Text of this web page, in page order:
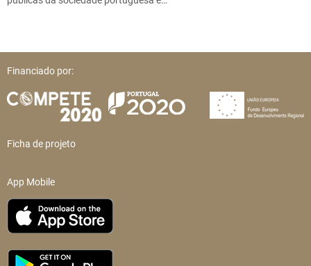
Financiado por:
Ficha de projeto
App Mobile